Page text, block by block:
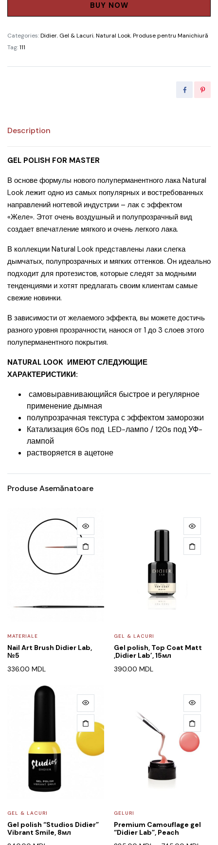
285.00 MDL.
"
Look
”
BUY NOW
Categories:Didier, Gel & Lacuri,Natural Look,Produse pentru Manichiură
Tag:111
Description
GEL POLISH FOR MASTER
В основе формулы нового полуперманентного лака Natural
Look лежит одно из самых популярных и востребованных
направлений ногтевой индустрии – лак с эффектом
«Желе». Этот очень воздушный и полупрозрачный вид
создает впечатление мягкого и очень легкого лака.
В коллекции Natural Look представлены лаки слегка
дымчатых, полупрозрачных и мягких оттенков. Он идеально
подходит для протезистов, которые следят за модными
тенденциями и хотят предлагать своим клиентам самые
свежие новинки.
В зависимости от желаемого эффекта, вы можете достичь
разного уровня прозрачности, нанося от 1 до 3 слоев этого
полуперманентного покрытия.
NATURAL LOOK ИМЕЮТ СЛЕДУЮЩИЕ
ХАРАКТЕРИСТИКИ:
самовыравнивающийся быстрое и регулярное
применение дымная
полупрозрачная текстура с эффектом заморозки
Катализация 60s под LED-лампо / 120s под УФ-
лампой
растворяется в ацетоне
Produse Asemănatoare
MATERIALE
Nail Art Brush Didier Lab,
№5
336.00 MDL
GEL & LACURI
Gel polish, Top Coat Matt
,Didier Lab’, 15мл
390.00 MDL
GEL & LACURI
Gel polish “Studios Didier”
Vibrant Smile, 8мл
GELURI
Premium Camouflage gel
“Didier Lab”, Peach